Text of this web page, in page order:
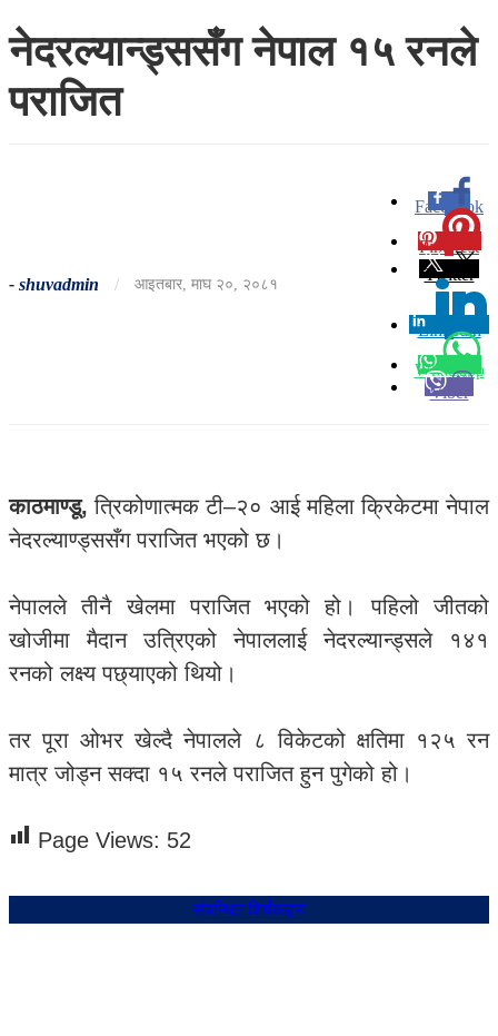
नेदरल्यान्ड्ससँग नेपाल १५ रनले
पराजित
- shuvadmin / आइतबार, माघ २०, २०८१
Facebook
0
Pinterest
Twitter
Linkedin
0
Whatsapp
Viber
काठमाण्डू, त्रिकोणात्मक टी–२० आई महिला क्रिकेटमा नेपाल
नेदरल्याण्ड्ससँग पराजित भएको छ।
नेपालले तीनै खेलमा पराजित भएको हो। पहिलो जीतको
खोजीमा मैदान उत्रिएको नेपाललाई नेदरल्यान्ड्सले १४१
रनको लक्ष्य पछ्याएको थियो।
तर पूरा ओभर खेल्दै नेपालले ८ विकेटको क्षतिमा १२५ रन
मात्र जोड्न सक्दा १५ रनले पराजित हुन पुगेको हो।
Page Views: 52
संबन्धित शिर्षकहरु